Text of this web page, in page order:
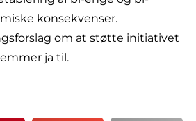
konsekvenser.
om at støtte initiativet
ja til.